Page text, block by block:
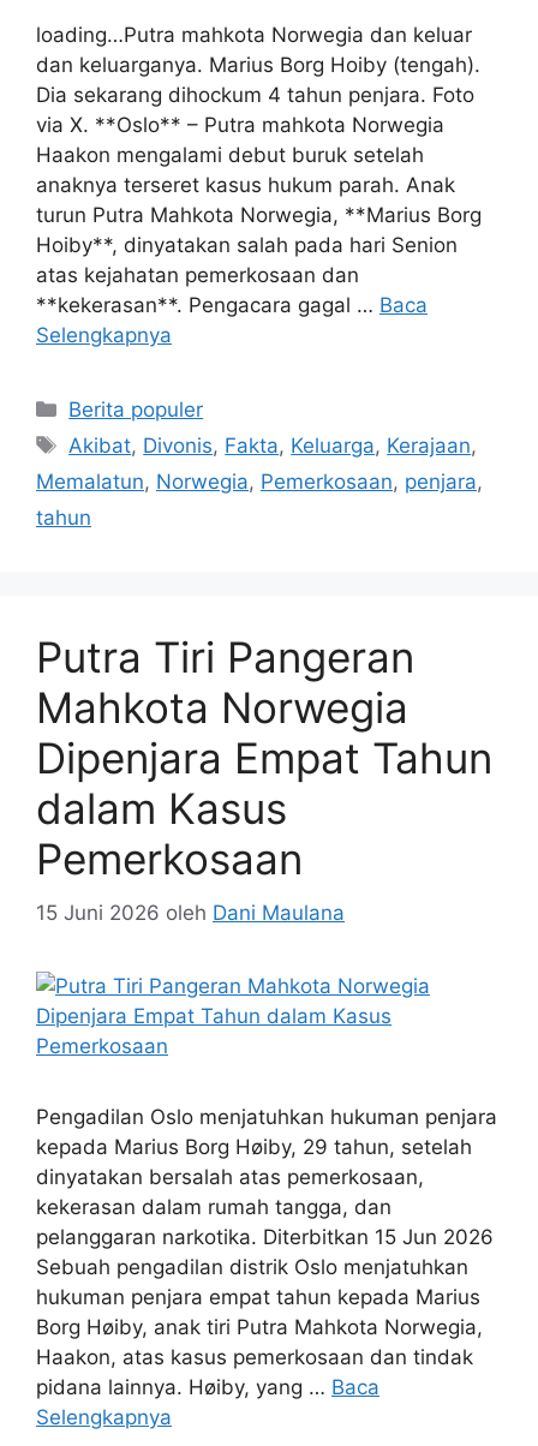
loading…Putra mahkota Norwegia dan keluar
dan keluarganya. Marius Borg Hoiby (tengah).
Dia sekarang dihockum 4 tahun penjara. Foto
via X. **Oslo** – Putra mahkota Norwegia
Haakon mengalami debut buruk setelah
anaknya terseret kasus hukum parah. Anak
turun Putra Mahkota Norwegia, **Marius Borg
Hoiby**, dinyatakan salah pada hari Senion
atas kejahatan pemerkosaan dan
**kekerasan**. Pengacara gagal … Baca
Selengkapnya
Kategori
Berita populer
Tag
Akibat, Divonis, Fakta, Keluarga, Kerajaan,
Memalatun, Norwegia, Pemerkosaan, penjara,
tahun
Putra Tiri Pangeran
Mahkota Norwegia
Dipenjara Empat Tahun
dalam Kasus
Pemerkosaan
15 Juni 2026 oleh Dani Maulana
Pengadilan Oslo menjatuhkan hukuman penjara
kepada Marius Borg Høiby, 29 tahun, setelah
dinyatakan bersalah atas pemerkosaan,
kekerasan dalam rumah tangga, dan
pelanggaran narkotika. Diterbitkan 15 Jun 2026
Sebuah pengadilan distrik Oslo menjatuhkan
hukuman penjara empat tahun kepada Marius
Borg Høiby, anak tiri Putra Mahkota Norwegia,
Haakon, atas kasus pemerkosaan dan tindak
pidana lainnya. Høiby, yang … Baca
Selengkapnya